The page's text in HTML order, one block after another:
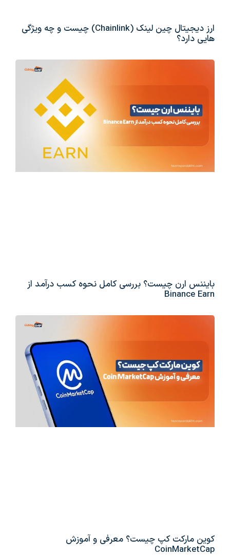
ارز دیجیتال چین لینک (Chainlink) چیست و چه ویژگی
هایی دارد؟
بایننس ارن چیست؟ بررسی کامل نحوه کسب درآمد از
Binance Earn
کوین مارکت کپ چیست؟ معرفی و آموزش
CoinMarketCap